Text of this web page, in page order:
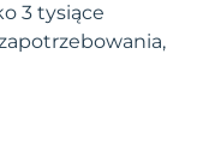
3 tysiące